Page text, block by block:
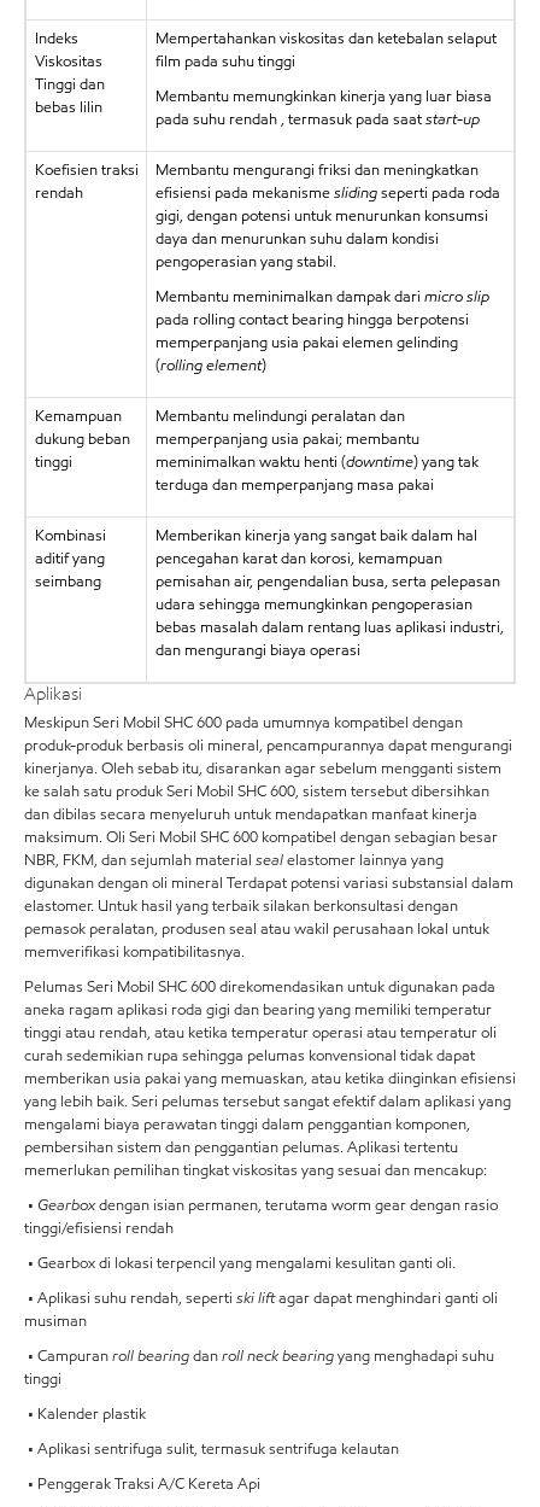
Indeks
Viskositas
Tinggi dan
bebas lilin
Mempertahankan viskositas dan ketebalan selaput
film pada suhu tinggi
Membantu memungkinkan kinerja yang luar biasa
pada suhu rendah , termasuk pada saatstart-up
Koefisien traksi
rendah
Membantu mengurangi friksi dan meningkatkan
efisiensi pada mekanismeslidingseperti pada roda
gigi, dengan potensi untuk menurunkan konsumsi
daya dan menurunkan suhu dalam kondisi
pengoperasian yang stabil.
Membantu meminimalkan dampak dari micro slip
pada rolling contact bearing hingga berpotensi
memperpanjang usia pakai elemen gelinding
(rolling element)
Kemampuan
dukung beban
tinggi
Membantu melindungi peralatan dan
memperpanjang usia pakai; membantu
meminimalkan waktu henti (downtime) yang tak
terduga dan memperpanjang masa pakai
Kombinasi
aditif yang
seimbang
Memberikan kinerja yang sangat baik dalam hal
pencegahan karat dan korosi, kemampuan
pemisahan air, pengendalian busa, serta pelepasan
udara sehingga memungkinkan pengoperasian
bebas masalah dalam rentang luas aplikasi industri,
dan mengurangi biaya operasi
Aplikasi
Meskipun Seri Mobil SHC 600 pada umumnya kompatibel dengan
produk-produk berbasis oli mineral, pencampurannya dapat mengurangi
kinerjanya. Oleh sebab itu, disarankan agar sebelum mengganti sistem
ke salah satu produk Seri Mobil SHC 600, sistem tersebut dibersihkan
dan dibilas secara menyeluruh untuk mendapatkan manfaat kinerja
maksimum. Oli Seri Mobil SHC 600 kompatibel dengan sebagian besar
NBR, FKM, dan sejumlah material sealelastomer lainnya yang
digunakan dengan oli mineral Terdapat potensi variasi substansial dalam
elastomer. Untuk hasil yang terbaik silakan berkonsultasi dengan
pemasok peralatan, produsen seal atau wakil perusahaan lokal untuk
memverifikasi kompatibilitasnya.
Pelumas Seri Mobil SHC 600 direkomendasikan untuk digunakan pada
aneka ragam aplikasi roda gigi dan bearing yang memiliki temperatur
tinggi atau rendah, atau ketika temperatur operasi atau temperatur oli
curah sedemikian rupa sehingga pelumas konvensional tidak dapat
memberikan usia pakai yang memuaskan, atau ketika diinginkan efisiensi
yang lebih baik. Seri pelumas tersebut sangat efektif dalam aplikasi yang
mengalami biaya perawatan tinggi dalam penggantian komponen,
pembersihan sistem dan penggantian pelumas. Aplikasi tertentu
memerlukan pemilihan tingkat viskositas yang sesuai dan mencakup:
• Gearboxdengan isian permanen, terutama worm gear dengan rasio
tinggi/efisiensi rendah
• Gearbox di lokasi terpencil yang mengalami kesulitan ganti oli.
• Aplikasi suhu rendah, seperti ski liftagar dapat menghindari ganti oli
musiman
• Campuranroll bearingdanroll neck bearingyang menghadapi suhu
tinggi
• Kalender plastik
• Aplikasi sentrifuga sulit, termasuk sentrifuga kelautan
• Penggerak Traksi A/C Kereta Api